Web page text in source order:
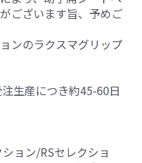
ございます旨、予めご
ンのラクスマグリップ
生産につき約45-60日
ョン/RSセレクショ